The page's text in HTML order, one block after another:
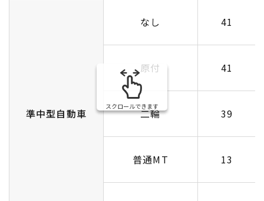
準中型自動車
なし 41
原付 41
二輪 39
普通MT 13
スクロールできます